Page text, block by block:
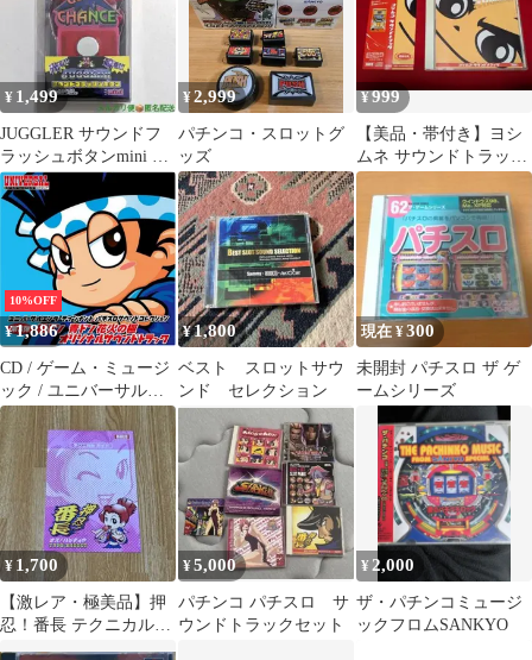
¥ 1,499
JUGGLER サウンドフ
ラッシュボタンmini キ
ーホルダー ピンク 未開
封品
¥2,999
パチンコ・スロットグ
ッズ
¥999
【美品・帯付き】ヨシ
ムネ サウンドトラック
CD 大都技研 吉宗 パチ
スロ
10%OFF
¥1,886
CD / ゲーム・ミュージ
ック / ユニバーサルエ
ンターテインメント パ
チスロサウンドコレク
ション 第3弾 緑ドン 青
ドン花火の極
¥1,800
ベスト スロットサウ
ンド セレクション
現在 ¥300
未開封 パチスロ ザ ゲ
ームシリーズ
¥ 1,700
【激レア・極美品】押
忍！番長 テクニカルガ
イド 大都技研 レトロパ
¥5,000
パチンコ パチスロ サ
ウンドトラックセット
¥ 2,000
ザ・パチンコミュージ
ックフロムSANKYO